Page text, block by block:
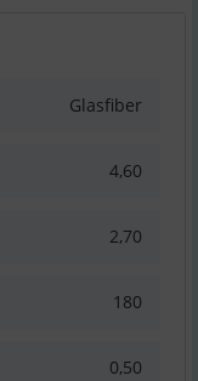
Glasfiber
4,60
2,70
180
0,50